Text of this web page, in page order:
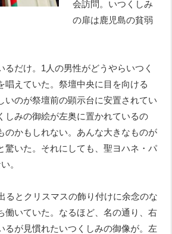
会訪問。いつくしみ
の扉は鹿児島の貧弱
るだけ。1人の男性がどうやらいつく
唱えていた。祭壇中央に目を向ける
いのが祭壇前の顕示台に安置されてい
しみの御絵が左奥に置かれているの
のかもしれない。あんな大きなものが
驚いた。それにしても、聖ヨハネ・パ
。
るとクリスマスの飾り付けに余念のな
働いていた。なるほど、名の通り、右
るが見慣れたいつくしみの御像が。左